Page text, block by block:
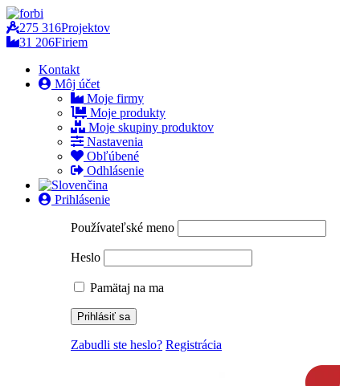
275 316Projektov
31 206Firiem
Kontakt
Môj účet
Moje firmy
Moje produkty
Moje skupiny produktov
Nastavenia
Obľúbené
Odhlásenie
Prihlásenie
Používateľské meno
Heslo
Pamätaj na ma
Zabudli ste heslo? Registrácia